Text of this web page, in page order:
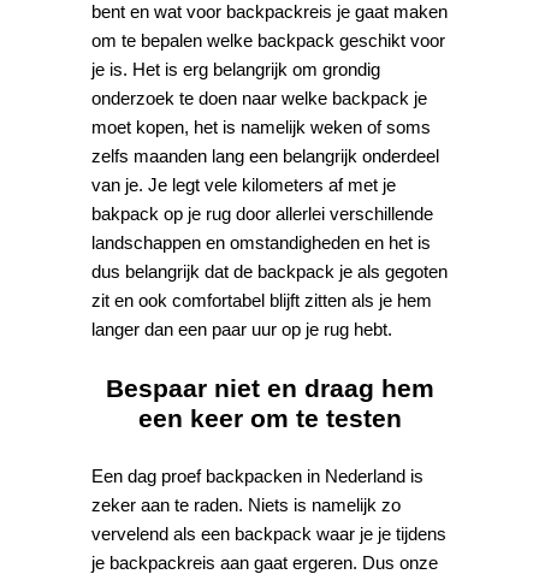
bent en wat voor backpackreis je gaat maken
om te bepalen welke backpack geschikt voor
je is. Het is erg belangrijk om grondig
onderzoek te doen naar welke backpack je
moet kopen, het is namelijk weken of soms
zelfs maanden lang een belangrijk onderdeel
van je. Je legt vele kilometers af met je
bakpack op je rug door allerlei verschillende
landschappen en omstandigheden en het is
dus belangrijk dat de backpack je als gegoten
zit en ook comfortabel blijft zitten als je hem
langer dan een paar uur op je rug hebt.
Bespaar niet en draag hem
een keer om te testen
Een dag proef backpacken in Nederland is
zeker aan te raden. Niets is namelijk zo
vervelend als een backpack waar je je tijdens
je backpackreis aan gaat ergeren. Dus onze